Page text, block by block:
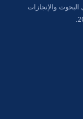
البحوث والإنجازات